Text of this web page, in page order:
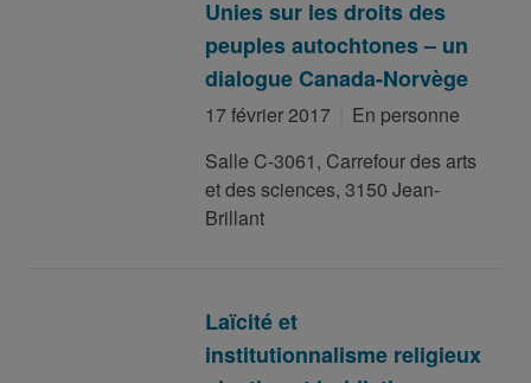
Unies sur les droits des
peuples autochtones – un
dialogue Canada-Norvège
17 février 2017
En personne
Salle C-3061, Carrefour des arts
et des sciences, 3150 Jean-
Brillant
Laïcité et
institutionnalisme religieux